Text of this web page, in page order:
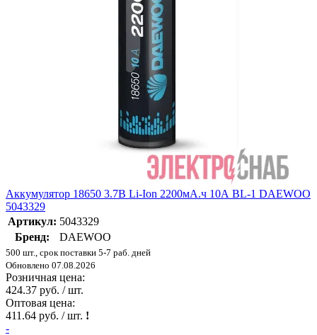
Аккумулятор 18650 3.7В Li-Ion 2200мА.ч 10А BL-1 DAEWOO
5043329
Артикул: 5043329
Бренд:
DAEWOO
500 шт., срок поставки 5-7 раб. дней
Обновлено 07.08.2026
Розничная цена:
424.37 руб. / шт.
Оптовая цена:
411.64 руб. / шт. !
-